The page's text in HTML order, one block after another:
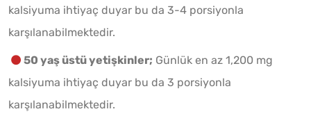
kalsiyuma ihtiyaç duyar bu da 3-4 porsiyonla
karşılanabilmektedir.
50 yaş üstü yetişkinler; Günlük en az 1,200 mg
kalsiyuma ihtiyaç duyar bu da 3 porsiyonla
karşılanabilmektedir.